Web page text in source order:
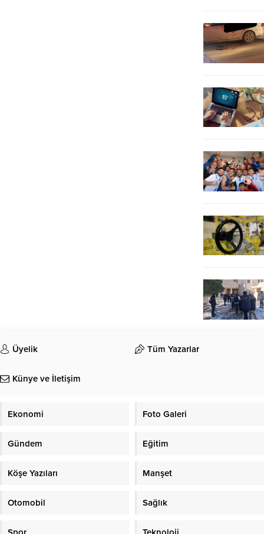
Üyelik Tüm Yazarlar
Künye ve İletişim
Ekonomi Foto Galeri
Gündem Eğitim
Köşe Yazıları Manşet
Otomobil Sağlık